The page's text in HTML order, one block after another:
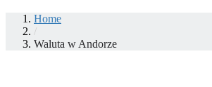
Home
/
Waluta w Andorze